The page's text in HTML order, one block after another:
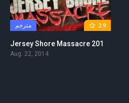
2.9 مترجم
Aug. 22, 2014